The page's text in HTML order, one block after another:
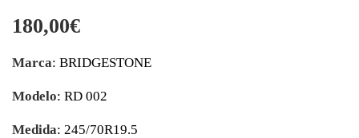
180,00€
Marca: BRIDGESTONE
Modelo: RD 002
Medida: 245/70R19.5